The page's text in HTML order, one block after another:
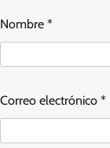
Nombre *
Correo electrónico *